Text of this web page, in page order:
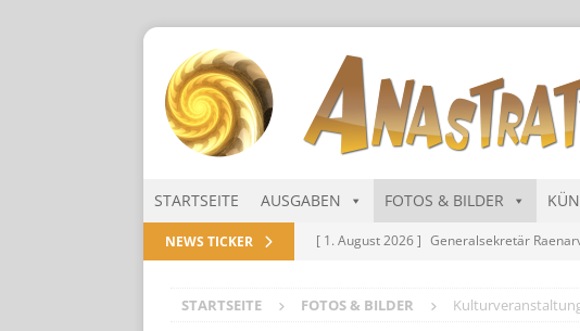
STARTSEITE AUSGABEN FOTOS & BILDER
NEWS TICKER [ 1. August 2026 ] Generalsekretär
[ 1. August 2026 ]
Niarts Musik wird erst
STARTSEITE FOTOS & BILDER